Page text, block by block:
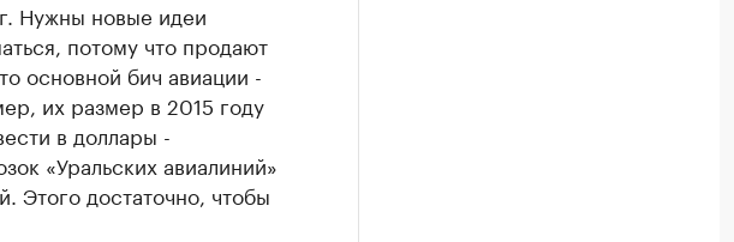
Нужны новые идеи
потому что продают
основной бич авиации -
их размер в 2015 году
в доллары -
«Уральских авиалиний»
Этого достаточно, чтобы